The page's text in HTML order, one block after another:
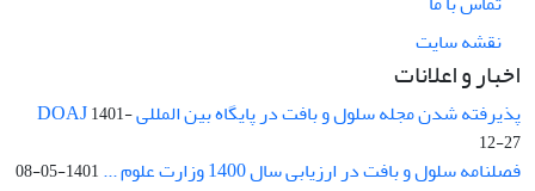
نقشه سایت
اخبار و اعلانات
پذیرفته شدن مجله سلول و بافت در پایگاه بین المللی DOAJ1401-
12-27
فصلنامه سلول و بافت در ارزیابی سال 1400 وزارت علوم ... 1401-05-08